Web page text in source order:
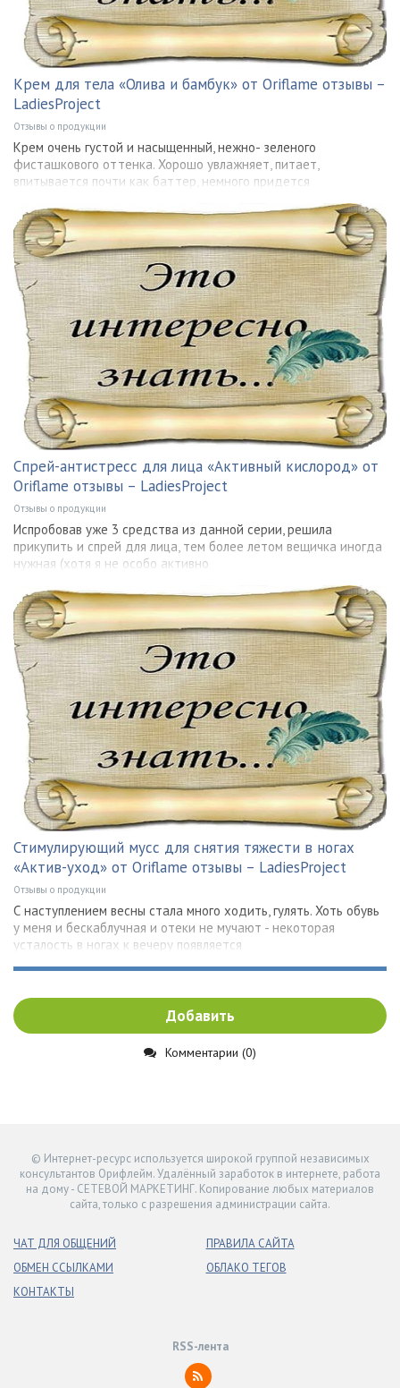
Крем для тела «Олива и бамбук» от Oriflame отзывы –
LadiesProject
Отзывы о продукции
Крем очень густой и насыщенный, нежно- зеленого
фисташкового оттенка. Хорошо увлажняет, питает,
впитывается почти как баттер, немного придется
Спрей-антистресс для лица «Активный кислород» от
Oriflame отзывы – LadiesProject
Отзывы о продукции
Испробовав уже 3 средства из данной серии, решила
прикупить и спрей для лица, тем более летом вещичка иногда
нужная (хотя я не особо активно
Стимулирующий мусс для снятия тяжести в ногах
«Актив-уход» от Oriflame отзывы – LadiesProject
Отзывы о продукции
С наступлением весны стала много ходить, гулять. Хоть обувь
у меня и бескаблучная и отеки не мучают - некоторая
усталость в ногах к вечеру появляется
Добавить
Комментарии (0)
© Интернет-ресурс используется широкой группой независимых
консультантов Орифлейм. Удалённый заработок в интернете, работа
на дому - СЕТЕВОЙ МАРКЕТИНГ. Копирование любых материалов
сайта, только с разрешения администрации сайта.
ЧАТ ДЛЯ ОБЩЕНИЙ
ОБМЕН ССЫЛКАМИ
КОНТАКТЫ
ПРАВИЛА САЙТА
ОБЛАКО ТЕГОВ
RSS-лента